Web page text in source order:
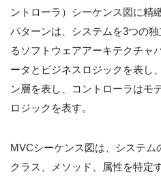
ントローラ）シーケンス図に精
パターンは、システムを3つの
るソフトウェアアーキテクチャ
ータとビジネスロジックを表し
ン層を表し、コントローラはモ
ロジックを表す。
MVCシーケンス図は、システム
クラス、メソッド、属性を特定